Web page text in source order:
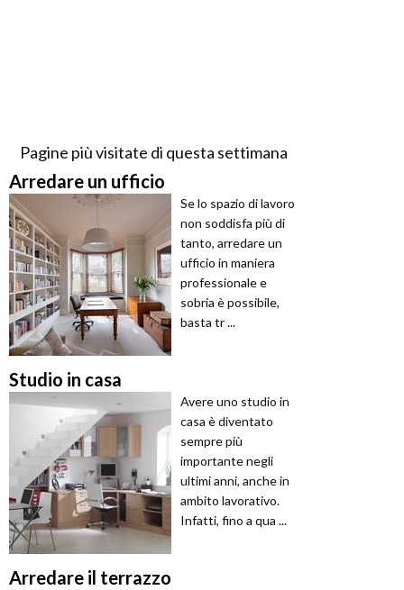
Pagine più visitate di questa settimana
Arredare un ufficio
Se lo spazio di lavoro
non soddisfa più di
tanto, arredare un
ufficio in maniera
professionale e
sobria è possibile,
basta tr ...
Studio in casa
Avere uno studio in
casa è diventato
sempre più
importante negli
ultimi anni, anche in
ambito lavorativo.
Infatti, fino a qua ...
Arredare il terrazzo